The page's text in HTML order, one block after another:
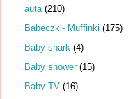
auta (210)
Babeczki- Muffinki (175)
Baby shark (4)
Baby shower (15)
Baby TV (16)